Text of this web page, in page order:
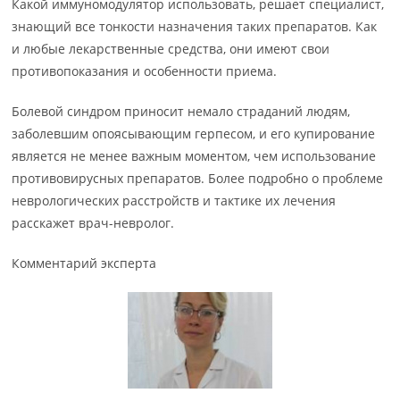
Какой иммуномодулятор использовать, решает специалист,
знающий все тонкости назначения таких препаратов. Как
и любые лекарственные средства, они имеют свои
противопоказания и особенности приема.
Болевой синдром приносит немало страданий людям,
заболевшим опоясывающим герпесом, и его купирование
является не менее важным моментом, чем использование
противовирусных препаратов. Более подробно о проблеме
неврологических расстройств и тактике их лечения
расскажет врач-невролог.
Комментарий эксперта